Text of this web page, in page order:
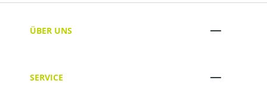
ÜBER UNS
SERVICE